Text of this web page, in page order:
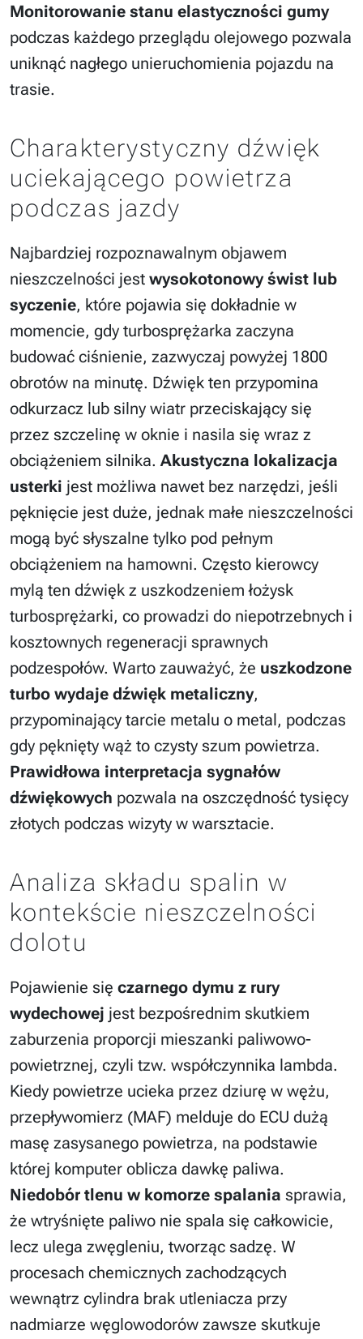
Monitorowanie stanu elastyczności gumy
podczas każdego przeglądu olejowego pozwala
uniknąć nagłego unieruchomienia pojazdu na
trasie.
Charakterystyczny dźwięk
uciekającego powietrza
podczas jazdy
Najbardziej rozpoznawalnym objawem
nieszczelności jest wysokotonowy świst lub
syczenie, które pojawia się dokładnie w
momencie, gdy turbosprężarka zaczyna
budować ciśnienie, zazwyczaj powyżej 1800
obrotów na minutę. Dźwięk ten przypomina
odkurzacz lub silny wiatr przeciskający się
przez szczelinę w oknie i nasila się wraz z
obciążeniem silnika. Akustyczna lokalizacja
usterki jest możliwa nawet bez narzędzi, jeśli
pęknięcie jest duże, jednak małe nieszczelności
mogą być słyszalne tylko pod pełnym
obciążeniem na hamowni. Często kierowcy
mylą ten dźwięk z uszkodzeniem łożysk
turbosprężarki, co prowadzi do niepotrzebnych i
kosztownych regeneracji sprawnych
podzespołów. Warto zauważyć, że uszkodzone
turbo wydaje dźwięk metaliczny,
przypominający tarcie metalu o metal, podczas
gdy pęknięty wąż to czysty szum powietrza.
Prawidłowa interpretacja sygnałów
dźwiękowych pozwala na oszczędność tysięcy
złotych podczas wizyty w warsztacie.
Analiza składu spalin w
kontekście nieszczelności
dolotu
Pojawienie się czarnego dymu z rury
wydechowej jest bezpośrednim skutkiem
zaburzenia proporcji mieszanki paliwowo-
powietrznej, czyli tzw. współczynnika lambda.
Kiedy powietrze ucieka przez dziurę w wężu,
przepływomierz (MAF) melduje do ECU dużą
masę zasysanego powietrza, na podstawie
której komputer oblicza dawkę paliwa.
Niedobór tlenu w komorze spalania sprawia,
że wtryśnięte paliwo nie spala się całkowicie,
lecz ulega zwęgleniu, tworząc sadzę. W
procesach chemicznych zachodzących
wewnątrz cylindra brak utleniacza przy
nadmiarze węglowodorów zawsze skutkuje